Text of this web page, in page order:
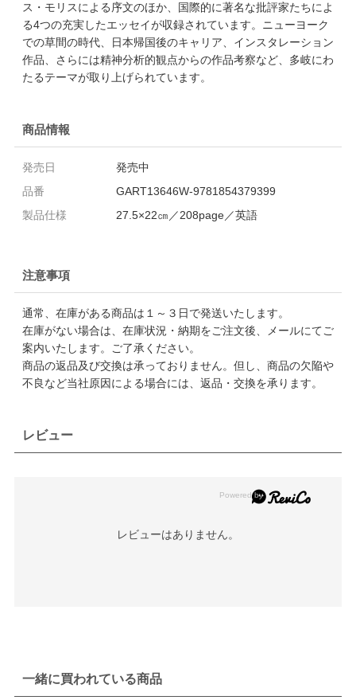
ス・モリスによる序文のほか、国際的に著名な批評家たちによ
る4つの充実したエッセイが収録されています。ニューヨーク
での草間の時代、日本帰国後のキャリア、インスタレーション
作品、さらには精神分析的観点からの作品考察など、多岐にわ
たるテーマが取り上げられています。
商品情報
発売日
発売中
品番
GART13646W-9781854379399
製品仕様
27.5×22㎝／208page／英語
注意事項
通常、在庫がある商品は１～３日で発送いたします。
在庫がない場合は、在庫状況・納期をご注文後、メールにてご
案内いたします。ご了承ください。
商品の返品及び交換は承っておりません。但し、商品の欠陥や
不良など当社原因による場合には、返品・交換を承ります。
レビュー
レビューはありません。
一緒に買われている商品